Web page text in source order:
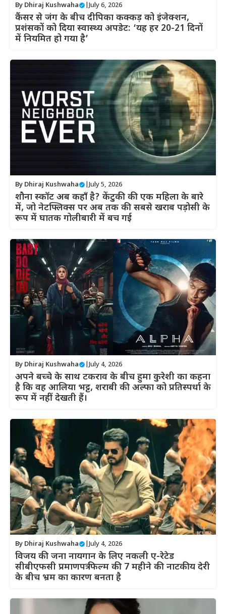
By Dhiraj Kushwaha July 6, 2026
कैंसर से जंग के बीच दीपिका कक्कड़ को इंजेक्शन,
प्रशंसकों को दिया स्वास्थ्य अपडेट: ‘यह हर 20-21 दिनों
में नियमित हो गया है’
By Dhiraj Kushwaha July 5, 2026
शौना स्कॉट अब कहाँ है? केंटुकी की एक महिला के बारे
में, जो नेटफ्लिक्स पर अब तक की सबसे खराब पड़ोसी के
रूप में घातक गोलीबारी में बच गई
By Dhiraj Kushwaha July 4, 2026
अपने बच्चे के साथ टकराव के बीच हुमा कुरेशी का कहना
है कि वह आलिया भट्ट, शराबी की अल्फा को प्रतिस्पर्धा के
रूप में नहीं देखती हैं।
By Dhiraj Kushwaha |July 4, 2026
विजय की जना नायगान के लिए नकली ए-रेटेड
सीबीएफसी प्रमाणपत्र फिल्म की 7 महीने की नाटकीय देरी
के बीच भ्रम का कारण बनता है